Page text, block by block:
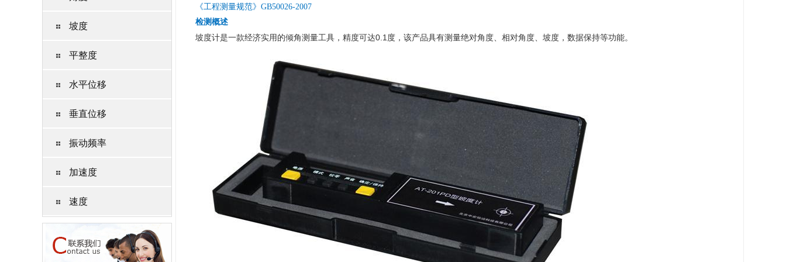
坡度
平整度
水平位移
垂直位移
振动频率
加速度
速度
《工程测量规范》GB50026-2007
检测概述
坡度计是一款经济实用的倾角测量工具，精度可达0.1度，该产品具有测量绝对角度、相对角度、坡度，数据保持等功能。